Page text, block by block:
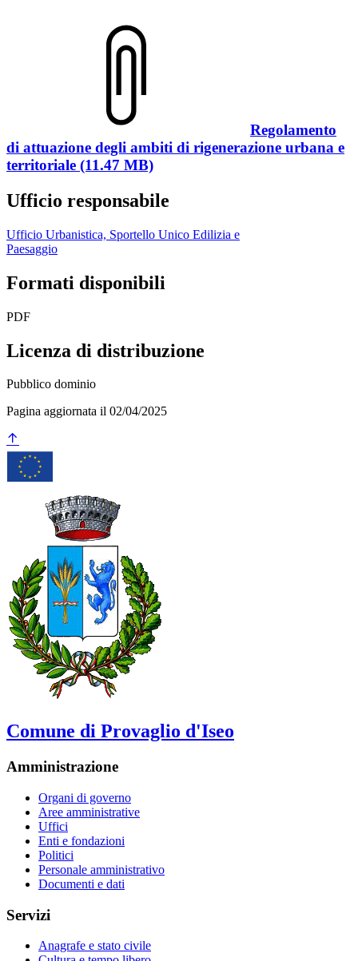
Regolamento
di attuazione degli ambiti di rigenerazione urbana e
territoriale (11.47 MB)
Ufficio responsabile
Ufficio Urbanistica, Sportello Unico Edilizia e
Paesaggio
Formati disponibili
PDF
Licenza di distribuzione
Pubblico dominio
Pagina aggiornata il 02/04/2025
Comune di Provaglio d'Iseo
Amministrazione
Organi di governo
Aree amministrative
Uffici
Enti e fondazioni
Politici
Personale amministrativo
Documenti e dati
Servizi
Anagrafe e stato civile